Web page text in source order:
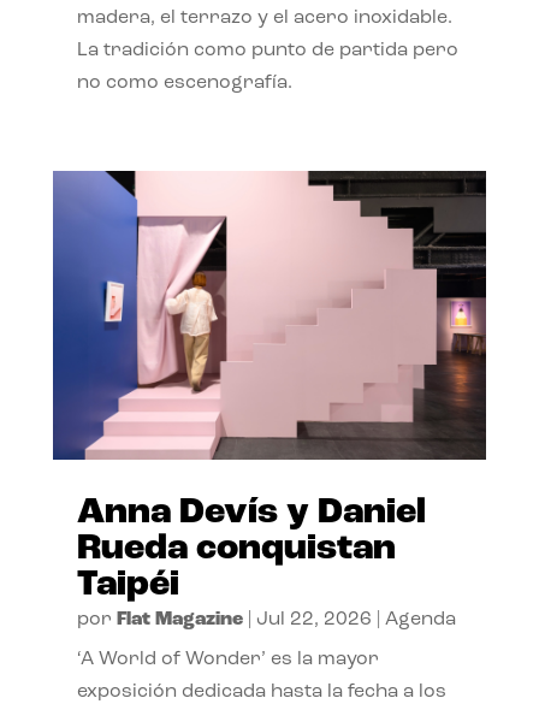
madera, el terrazo y el acero inoxidable.
La tradición como punto de partida pero
no como escenografía.
Anna Devís y Daniel
Rueda conquistan
Taipéi
por Flat Magazine| Jul 22, 2026 Agenda
‘A World of Wonder’ es la mayor
exposición dedicada hasta la fecha a los